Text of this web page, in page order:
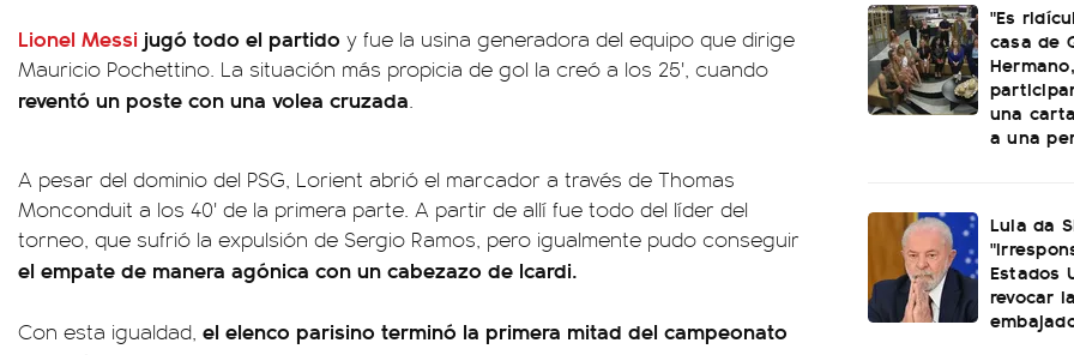
Lionel Messi jugó todo el partido y fue la usina generadora del equipo que dirige
Mauricio Pochettino. La situación más propicia de gol la creó a los 25', cuando
reventó un poste con una volea cruzada.
A pesar del dominio del PSG, Lorient abrió el marcador a través de Thomas
Monconduit a los 40' de la primera parte. A partir de allí fue todo del líder del
torneo, que sufrió la expulsión de Sergio Ramos, pero igualmente pudo conseguir
el empate de manera agónica con un cabezazo de Icardi.
Con esta igualdad, el elenco parisino terminó la primera mitad del campeonato
"Es
casa de
una
a una
Lula da
Estados
revocar